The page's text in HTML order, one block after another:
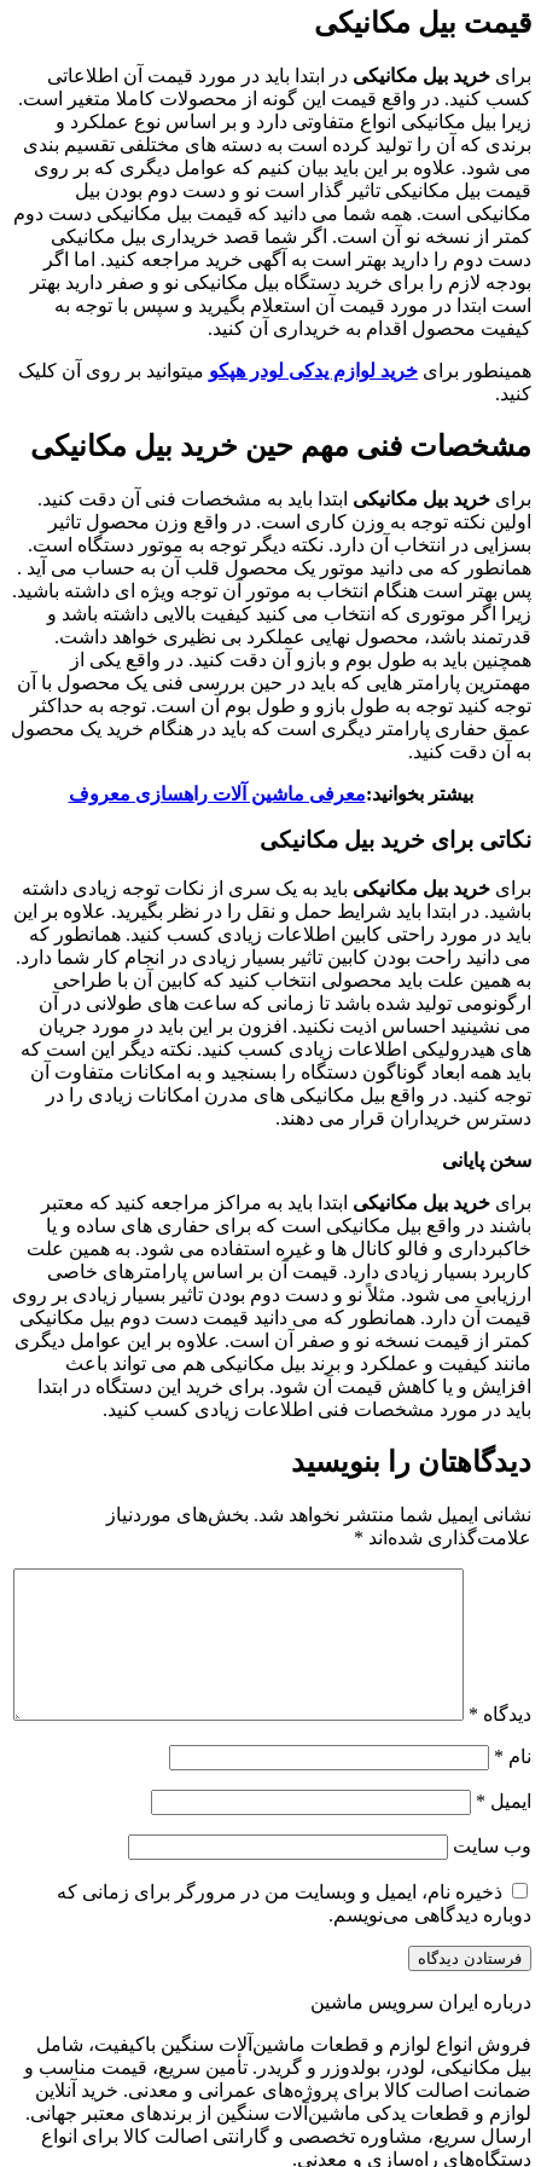
مکانیکی
بیل مکانیکیدر ابتدا باید در مورد قیمت آن اطلاعاتی
در واقع قیمت این گونه از محصولات کاملا متغیر است.
انواع متفاوتی دارد و بر اساس نوع عملکرد و
را تولید کرده است به دسته های مختلفی تقسیم بندی
بر این باید بیان کنیم که عوامل دیگری که بر روی
تاثیر گذار است نو و دست دوم بودن بیل
همه شما می دانید که قیمت بیل مکانیکی دست دوم
نو آن است. اگر شما قصد خریداری بیل مکانیکی
دارید بهتر است به آگهی خرید مراجعه کنید. اما اگر
را برای خرید دستگاه بیل مکانیکی نو و صفر دارید بهتر
در مورد قیمت آن استعلام بگیرید و سپس با توجه به
اقدام به خریداری آن کنید.
خرید لوازم یدکی لودر هپکو میتوانید بر روی آن کلیک
فنی مهم حین خرید بیل مکانیکی
بیل مکانیکیابتدا باید به مشخصات فنی آن دقت کنید.
توجه به وزن کاری است. در واقع وزن محصول تاثیر
انتخاب آن دارد. نکته دیگر توجه به موتور دستگاه است.
می دانید موتور یک محصول قلب آن به حساب می آید .
هنگام انتخاب به موتور آن توجه ویژه ای داشته باشید.
که انتخاب می کنید کیفیت بالایی داشته باشد و
محصول نهایی عملکرد بی نظیری خواهد داشت.
به طول بوم و بازو آن دقت کنید. در واقع یکی از
هایی که باید در حین بررسی فنی یک محصول با آن
توجه به طول بازو و طول بوم آن است. توجه به حداکثر
پارامتر دیگری است که باید در هنگام خرید یک محصول
بخوانید:معرفی ماشین آلات راهسازی معروف
خرید بیل مکانیکی
بیل مکانیکیباید به یک سری از نکات توجه زیادی داشته
باید شرایط حمل و نقل را در نظر بگیرید. علاوه بر این
راحتی کابین اطلاعات زیادی کسب کنید. همانطور که
بودن کابین تاثیر بسیار زیادی در انجام کار شما دارد.
باید محصولی انتخاب کنید که کابین آن با طراحی
شده باشد تا زمانی که ساعت های طولانی در آن
احساس اذیت نکنید. افزون بر این باید در مورد جریان
اطلاعات زیادی کسب کنید. نکته دیگر این است که
گوناگون دستگاه را بسنجید و به امکانات متفاوت آن
در واقع بیل مکانیکی های مدرن امکانات زیادی را در
قرار می دهند.
بیل مکانیکیابتدا باید به مراکز مراجعه کنید که معتبر
بیل مکانیکی است که برای حفاری های ساده و یا
و فالو کانال ها و غیره استفاده می شود. به همین علت
زیادی دارد. قیمت آن بر اساس پارامترهای خاصی
شود. مثلاً نو و دست دوم بودن تاثیر بسیار زیادی بر روی
همانطور که می دانید قیمت دست دوم بیل مکانیکی
نسخه نو و صفر آن است. علاوه بر این عوامل دیگری
و عملکرد و برند بیل مکانیکی هم می تواند باعث
کاهش قیمت آن شود. برای خرید این دستگاه در ابتدا
مشخصات فنی اطلاعات زیادی کسب کنید.
را بنویسید
شما منتشر نخواهد شد.
بخش‌های موردنیاز
شده‌اند*
ایمیل و وبسایت من در مرورگر برای زمانی که
می‌نویسم.
سرویس ماشین
لوازم و قطعات ماشین‌آلات سنگین باکیفیت، شامل
لودر، بولدوزر و گریدر. تأمین سریع، قیمت مناسب و
کالا برای پروژه‌های عمرانی و معدنی. خرید آنلاین
یدکی ماشین‌آلات سنگین از برندهای معتبر جهانی.
مشاوره تخصصی و گارانتی اصالت کالا برای انواع
راه‌سازی و معدنی.